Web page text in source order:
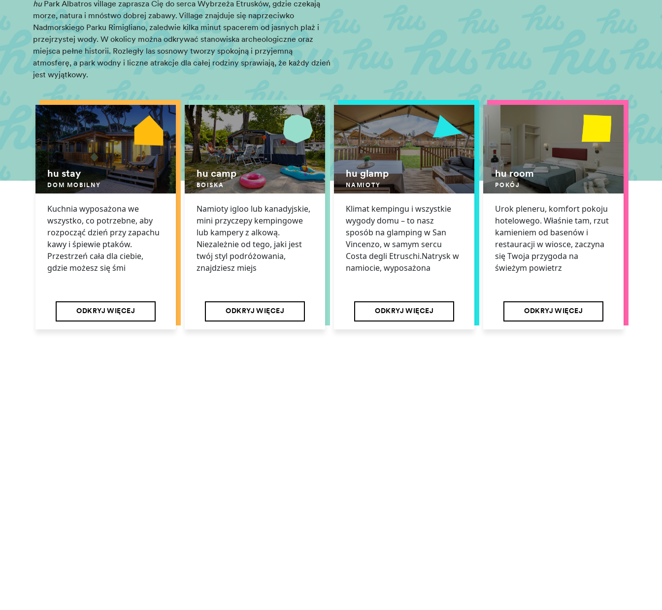
huPark Albatros village zaprasza Cię do serca Wybrzeża Etrusków, gdzie czekają
morze, natura i mnóstwo dobrej zabawy. Village znajduje się naprzeciwko
Nadmorskiego Parku Rimigliano, zaledwie kilka minut spacerem od jasnych plaż i
przejrzystej wody. W okolicy można odkrywać stanowiska archeologiczne oraz
miejsca pełne historii. Rozległy las sosnowy tworzy spokojną i przyjemną
atmosferę, a park wodny i liczne atrakcje dla całej rodziny sprawiają, że każdy dzień
jest wyjątkowy.
hu stay
DOM MOBILNY
Kuchnia wyposażona we
wszystko, co potrzebne, aby
rozpocząć dzień przy zapachu
kawy i śpiewie ptaków.
Przestrzeń cała dla ciebie,
gdzie możesz się śmi
ODKRYJ WIĘCEJ
hu camp
BOISKA
Namioty igloo lub kanadyjskie,
mini przyczepy kempingowe
lub kampery z alkową.
Niezależnie od tego, jaki jest
twój styl podróżowania,
znajdziesz miejs
ODKRYJ WIĘCEJ
hu glamp
NAMIOTY
Klimat kempingu i wszystkie
wygody domu – to nasz
sposób na glamping w San
Vincenzo, w samym sercu
Costa degli Etruschi.Natrysk w
namiocie, wyposażona
ODKRYJ WIĘCEJ
hu room
POKÓJ
Urok pleneru, komfort pokoju
hotelowego. Właśnie tam, rzut
kamieniem od basenów i
restauracji w wiosce, zaczyna
się Twoja przygoda na
świeżym powietrz
ODKRYJ WIĘCEJ